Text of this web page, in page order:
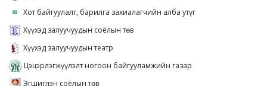
Хот байгуулалт, барилга захиалагчийн алба утүг
Хүүхэд залуучуудын соёлын төв
Хүүхэд залуучуудын театр
Цэцэрлэгжүүлэлт ногоон байгууламжийн газар
Эгшиглэн соёлын төв